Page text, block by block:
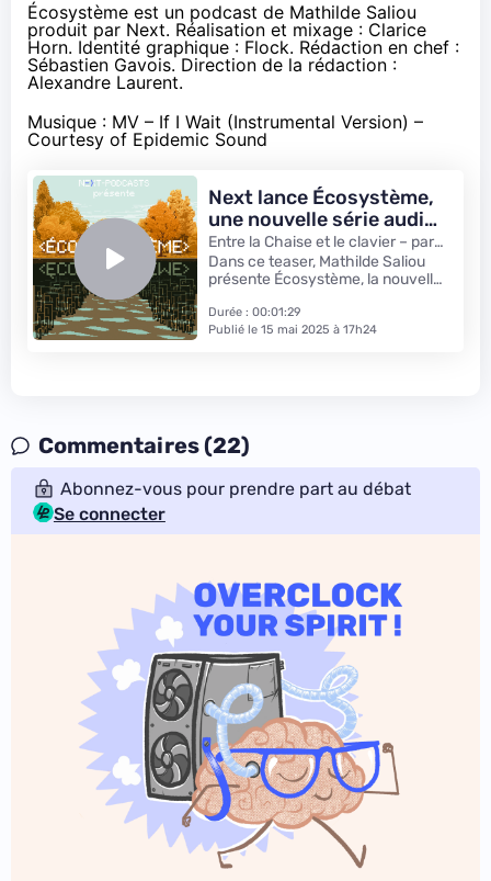
Écosystème est un podcast de Mathilde Saliou
produit par Next. Réalisation et mixage : Clarice
Horn. Identité graphique : Flock. Rédaction en chef :
Sébastien Gavois. Direction de la rédaction :
Alexandre Laurent.
Musique : MV – If I Wait (Instrumental Version) –
Courtesy of Epidemic Sound
Next lance Écosystème,
une nouvelle série audio
sur les enjeux
environnementaux du
numérique
Entre la Chaise et le clavier – par
Next.ink
Dans ce teaser, Mathilde Saliou
présente Écosystème, la nouvelle
par Next.
Durée : 00:01:29
Publié le 15 mai 2025 à 17h24
Commentaires (22)
Abonnez-vous pour prendre part au débat
Se connecter